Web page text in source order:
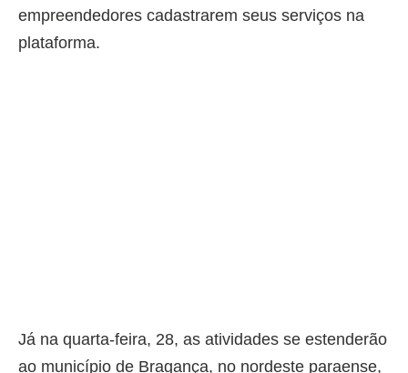
empreendedores cadastrarem seus serviços na
plataforma.
Já na quarta-feira, 28, as atividades se estenderão
ao município de Bragança, no nordeste paraense,